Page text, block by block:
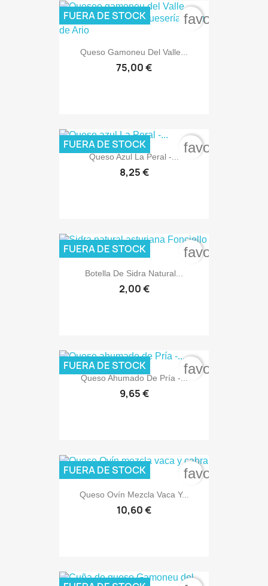
Queso Gamoneu Del Valle...
75,00 €
FUERA DE STOCK
Queso Azul La Peral -...
8,25 €
FUERA DE STOCK
Botella De Sidra Natural...
2,00 €
FUERA DE STOCK
Queso Ahumado De Pría -...
9,65 €
FUERA DE STOCK
Queso Ovín Mezcla Vaca Y...
10,60 €
FUERA DE STOCK